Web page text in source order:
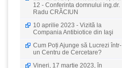
12 - Conferinta domnului ing.dr.
Radu CRĂCIUN
10 aprilie 2023 - Vizită la
Compania Antibiotice din Iaşi
Cum Poți Ajunge să Lucrezi într-
un Centru de Cercetare?
Vineri, 17 martie 2023, în